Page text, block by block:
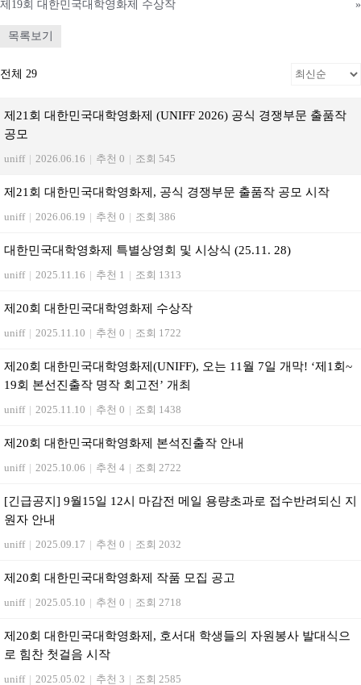
제19회 대한민국대학영화제 수상작
»
목록보기
전체 29
제21회 대한민국대학영화제 (UNIFF 2026) 공식 경쟁부문 출품작
공모
uniff | 2026.06.16 | 추천 0 | 조회 545
제21회 대한민국대학영화제, 공식 경쟁부문 출품작 공모 시작
uniff | 2026.06.19 | 추천 0 | 조회 386
대한민국대학영화제 특별상영회 및 시상식 (25.11. 28)
uniff | 2025.11.16 | 추천 1 | 조회 1313
제20회 대한민국대학영화제 수상작
uniff | 2025.11.10 | 추천 0 | 조회 1722
제20회 대한민국대학영화제(UNIFF), 오는 11월 7일 개막! ‘제1회~
19회 본선진출작 명작 회고전’ 개최
uniff | 2025.11.10 | 추천 0 | 조회 1438
제20회 대한민국대학영화제 본석진출작 안내
uniff | 2025.10.06 | 추천 4 | 조회 2722
[긴급공지] 9월15일 12시 마감전 메일 용량초과로 접수반려되신 지
원자 안내
uniff | 2025.09.17 | 추천 0 | 조회 2032
제20회 대한민국대학영화제 작품 모집 공고
uniff | 2025.05.10 | 추천 0 | 조회 2718
제20회 대한민국대학영화제, 호서대 학생들의 자원봉사 발대식으
로 힘찬 첫걸음 시작
uniff | 2025.05.02 | 추천 3 | 조회 2585